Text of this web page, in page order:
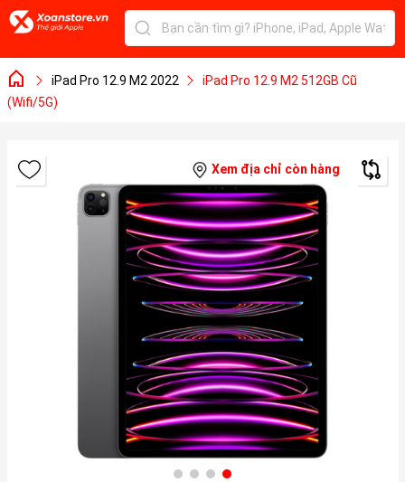
iPad Pro 12.9 M2 2022
iPad Pro 12.9 M2 512GB Cũ
(Wifi/5G)
Xem địa chỉ còn hàng